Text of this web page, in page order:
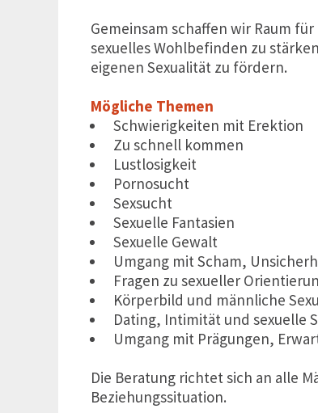
Gemeinsam schaffen wir Raum
sexuelles Wohlbefinden zu
eigenen Sexualität zu fördern.
Mögliche Themen
Schwierigkeiten mit Erektion
Zu schnell kommen
Lustlosigkeit
Pornosucht
Sexsucht
Sexuelle Fantasien
Sexuelle Gewalt
Umgang mit Scham,
Fragen zu sexueller
Körperbild und männliche
Dating, Intimität und sexuelle
Umgang mit Prägungen,
Die Beratung richtet sich an alle
Beziehungssituation.